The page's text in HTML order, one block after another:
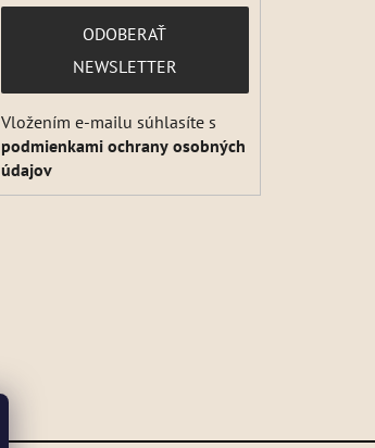
PRIHLÁSIŤ
SA
ODOBERAŤ
NEWSLETTER
Vložením e-mailu súhlasíte s
podmienkami ochrany osobných
údajov